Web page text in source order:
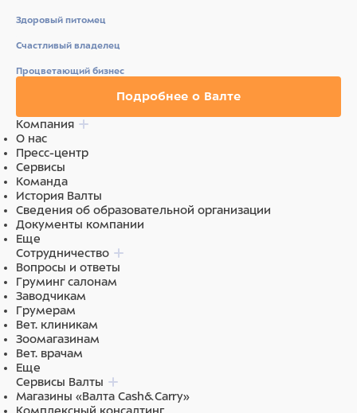
Здоровый питомец
Счастливый владелец
Процветающий бизнес
Подробнее о Валте
Компания
О нас
Пресс-центр
Сервисы
Команда
История Валты
Сведения об образовательной организации
Документы компании
Еще
Сотрудничество
Вопросы и ответы
Груминг салонам
Заводчикам
Грумерам
Вет. клиникам
Зоомагазинам
Вет. врачам
Еще
Сервисы Валты
Магазины «Валта Cash&Carry»